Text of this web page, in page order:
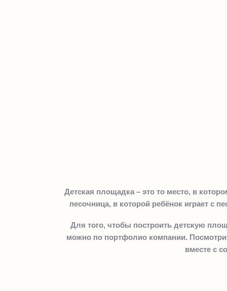
Детская площадка – это то место, в
песочница, в которой ребёнок играет с
Для того, чтобы построить детскую
можно по портфолио компании.
вместе с